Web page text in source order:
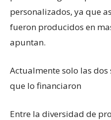
personalizados, ya que
fueron producidos en
apuntan.
Actualmente solo las
que lo financiaron
Entre la diversidad de